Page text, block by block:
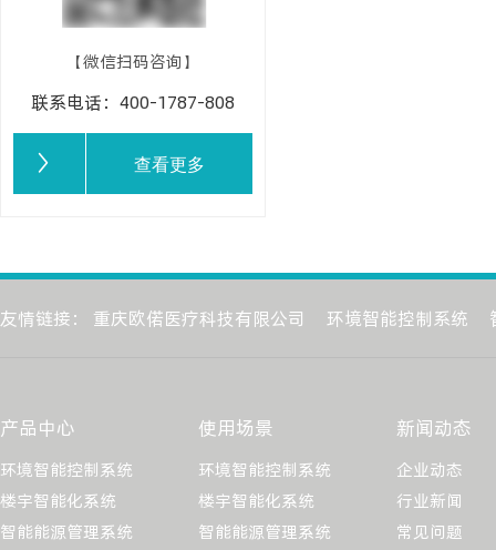
【微信扫码咨询】
联系电话：400-1787-808
查看更多
友情链接： 重庆欧偌医疗科技有限公司 环境智能控制系统
产品中心
环境智能控制系统
楼宇智能化系统
智能能源管理系统
使用场景
环境智能控制系统
楼宇智能化系统
智能能源管理系统
新闻动态
企业动态
行业新闻
常见问题